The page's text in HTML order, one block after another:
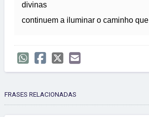
divinas
continuem a iluminar o caminho
FRASES RELACIONADAS